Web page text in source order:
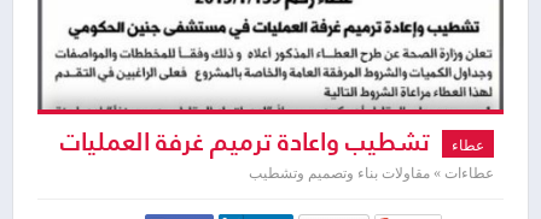
عطاء تشطيب واعادة ترميم غرفة العمليات
عطاءات » مقاولات بناء وتصميم وتشطيب